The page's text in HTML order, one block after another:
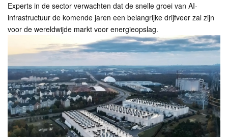
Experts in de sector verwachten dat de snelle groei van AI-
infrastructuur de komende jaren een belangrijke drijfveer zal zijn
voor de wereldwijde markt voor energieopslag.